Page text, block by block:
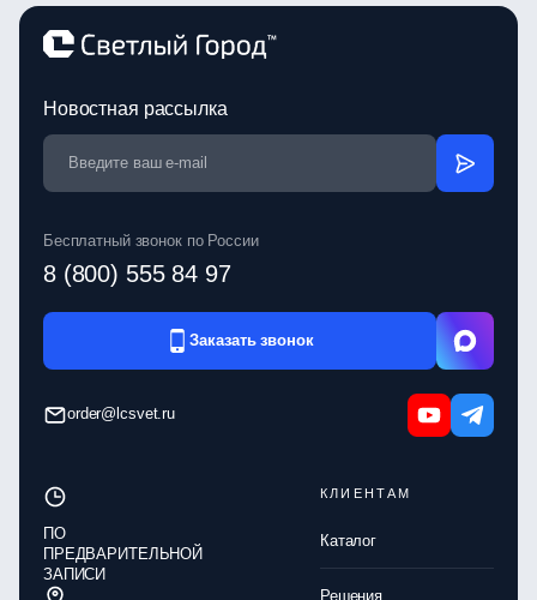
Новостная рассылка
Бесплатный звонок по России
8 (800) 555 84 97
Заказать звонок
order@lcsvet.ru
КЛИЕНТАМ
Каталог
Решения
ПО
ПРЕДВАРИТЕЛЬНОЙ
ЗАПИСИ